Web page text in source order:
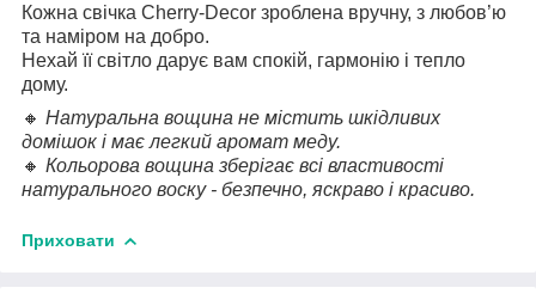
Кожна свічка Cherry-Decor зроблена вручну, з любов’ю
та наміром на добро.
Нехай її світло дарує вам спокій, гармонію і тепло
дому.
🔸 Натуральна вощина не містить шкідливих
домішок і має легкий аромат меду.
🔸 Кольорова вощина зберігає всі властивості
натурального воску - безпечно, яскраво і красиво.
Приховати